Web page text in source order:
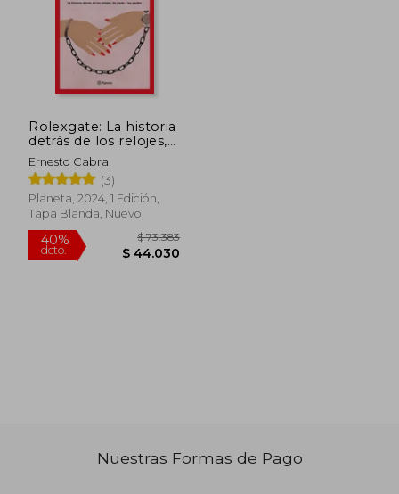
Rolexgate: La historia
detrás de los relojes,
las joyas y los waykis
Ernesto Cabral
(3)
Planeta, 2024, 1 Edición,
Tapa Blanda, Nuevo
Nuestras Formas de Pago